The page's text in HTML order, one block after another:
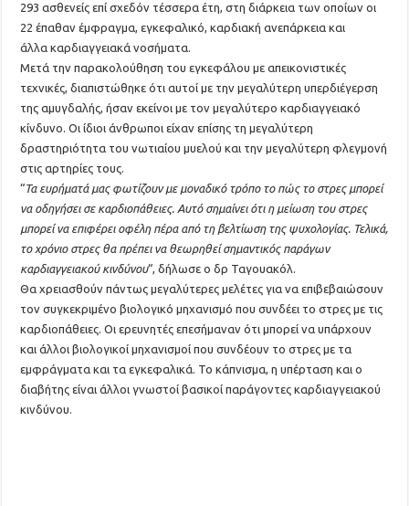
293 ασθενείς επί σχεδόν τέσσερα έτη, στη διάρκεια των οποίων οι
22 έπαθαν έμφραγμα, εγκεφαλικό, καρδιακή ανεπάρκεια και
άλλα καρδιαγγειακά νοσήματα.
Μετά την παρακολούθηση του εγκεφάλου με απεικονιστικές
τεχνικές, διαπιστώθηκε ότι αυτοί με την μεγαλύτερη υπερδιέγερση
της αμυγδαλής, ήσαν εκείνοι με τον μεγαλύτερο καρδιαγγειακό
κίνδυνο. Οι ίδιοι άνθρωποι είχαν επίσης τη μεγαλύτερη
δραστηριότητα του νωτιαίου μυελού και την μεγαλύτερη φλεγμονή
στις αρτηρίες τους.
“Τα ευρήματά μας φωτίζουν με μοναδικό τρόπο το πώς το στρες μπορεί
να οδηγήσει σε καρδιοπάθειες. Αυτό σημαίνει ότι η μείωση του στρες
μπορεί να επιφέρει οφέλη πέρα από τη βελτίωση της ψυχολογίας. Τελικά,
το χρόνιο στρες θα πρέπει να θεωρηθεί σημαντικός παράγων
καρδιαγγειακού κινδύνου“, δήλωσε ο δρ Ταγουακόλ.
Θα χρειασθούν πάντως μεγαλύτερες μελέτες για να επιβεβαιώσουν
τον συγκεκριμένο βιολογικό μηχανισμό που συνδέει το στρες με τις
καρδιοπάθειες. Οι ερευνητές επεσήμαναν ότι μπορεί να υπάρχουν
και άλλοι βιολογικοί μηχανισμοί που συνδέουν το στρες με τα
εμφράγματα και τα εγκεφαλικά. Το κάπνισμα, η υπέρταση και ο
διαβήτης είναι άλλοι γνωστοί βασικοί παράγοντες καρδιαγγειακού
κινδύνου.